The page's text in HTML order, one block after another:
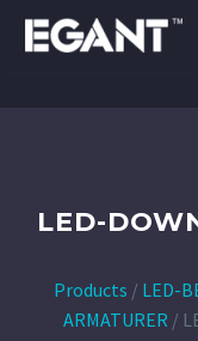
LED-
Products / LED-
ARMATURER /